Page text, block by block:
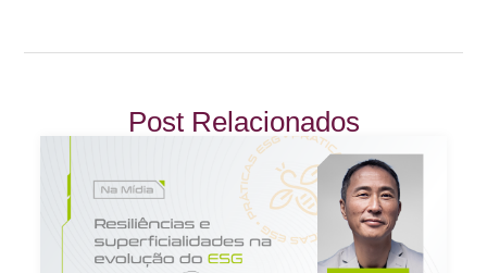
Post Relacionados